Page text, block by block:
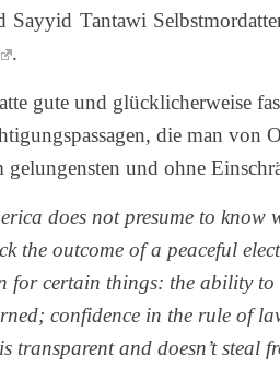
Sayyid Tantawi
.
gute und glücklicherweise
die man von
gelungensten und ohne
does not presume to know
the outcome of a peaceful
for certain things: the ability
confidence in the rule of
transparent and doesn’t steal